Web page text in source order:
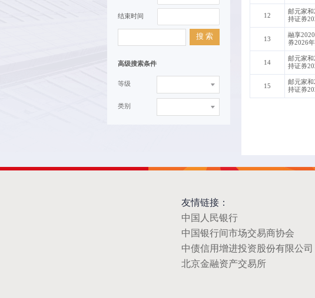
结束时间
搜 索
高级搜索条件
等级
类别
12
邮元家
持证券
13
融享
券2026
14
邮元家
持证券
15
邮元家
持证券
友情链接：
中国人民银行
中国银行间市场交易商协会
中债信用增进投资股份有限公司
北京金融资产交易所